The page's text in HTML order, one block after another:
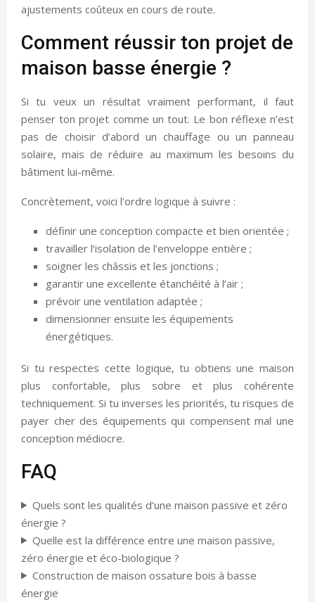
ajustements coûteux en cours de route.
Comment réussir ton projet de
maison basse énergie ?
Si tu veux un résultat vraiment performant, il faut
penser ton projet comme un tout. Le bon réflexe n’est
pas de choisir d’abord un chauffage ou un panneau
solaire, mais de réduire au maximum les besoins du
bâtiment lui-même.
Concrètement, voici l’ordre logique à suivre :
définir une conception compacte et bien orientée ;
travailler l’isolation de l’enveloppe entière ;
soigner les châssis et les jonctions ;
garantir une excellente étanchéité à l’air ;
prévoir une ventilation adaptée ;
dimensionner ensuite les équipements
énergétiques.
Si tu respectes cette logique, tu obtiens une maison
plus confortable, plus sobre et plus cohérente
techniquement. Si tu inverses les priorités, tu risques de
payer cher des équipements qui compensent mal une
conception médiocre.
FAQ
Quels sont les qualités d’une maison passive et zéro
énergie ?
Quelle est la différence entre une maison passive,
zéro énergie et éco-biologique ?
Construction de maison ossature bois à basse
énergie